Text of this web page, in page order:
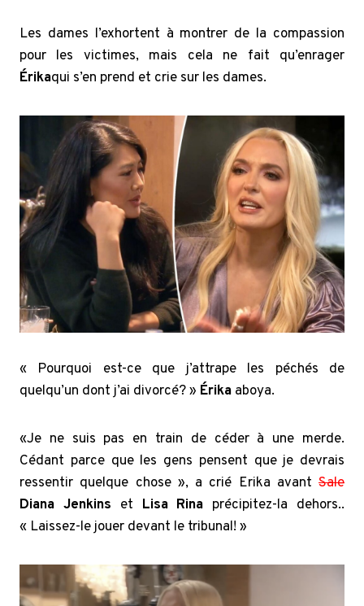
Les dames l’exhortent à montrer de la compassion
pour les victimes, mais cela ne fait qu’enrager
Érikaqui s’en prend et crie sur les dames.
« Pourquoi est-ce que j’attrape les péchés de
quelqu’un dont j’ai divorcé? » Érika aboya.
«Je ne suis pas en train de céder à une merde.
Cédant parce que les gens pensent que je devrais
ressentir quelque chose », a crié Erika avant Sale
Diana Jenkins et Lisa Rina précipitez-la dehors..
« Laissez-le jouer devant le tribunal! »